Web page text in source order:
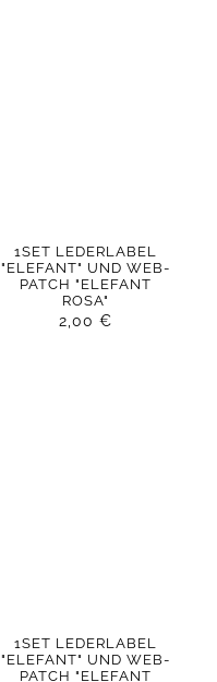
1SET LEDERLABEL
"ELEFANT" UND WEB-
PATCH "ELEFANT
ROSA"
2,00 €
1SET LEDERLABEL
"ELEFANT" UND WEB-
PATCH "ELEFANT